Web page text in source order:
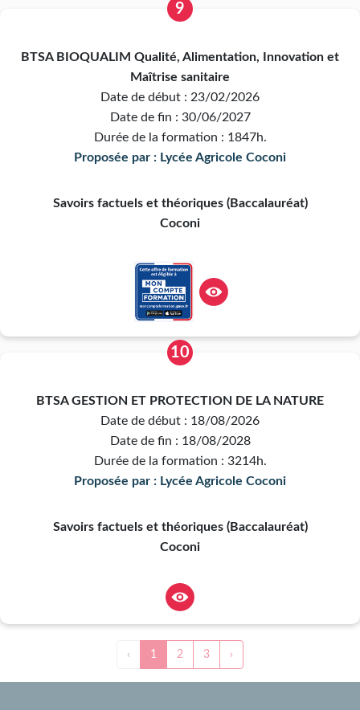
9
BTSA BIOQUALIM Qualité, Alimentation, Innovation et
Maîtrise sanitaire
Date de début : 23/02/2026
Date de fin : 30/06/2027
Durée de la formation : 1847h.
Proposée par : Lycée Agricole Coconi
Savoirs factuels et théoriques (Baccalauréat)
Coconi
10
BTSA GESTION ET PROTECTION DE LA NATURE
Date de début : 18/08/2026
Date de fin : 18/08/2028
Durée de la formation : 3214h.
Proposée par : Lycée Agricole Coconi
Savoirs factuels et théoriques (Baccalauréat)
Coconi
‹ 1 2 3 ›